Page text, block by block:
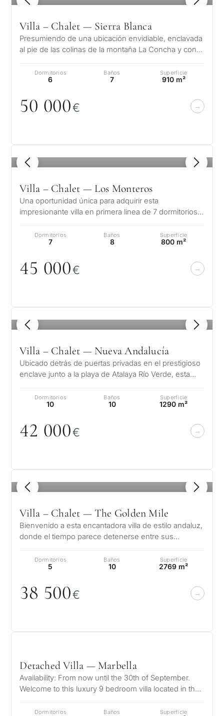
Villa – Chalet — Sierra Blanca
Presumiendo de una ubicación envidiable, enclavada
al pie de las colinas de la montaña La Concha y con
Dormitorios
6
Baños
7
Superficie
910 m²
50 000€
1 / 8
Villa – Chalet — Los Monteros
Una oportunidad única para adquirir esta
impresionante villa en primera linea de 7 dormitorios
Dormitorios
7
Baños
8
Superficie
800 m²
45 000€
1 / 8
Villa – Chalet — Nueva Andalucía
Ubicado detrás de puertas privadas en el prestigioso
enclave junto a la playa de Atalaya Río Verde, esta
Dormitorios
10
Baños
10
Superficie
1290 m²
42 000€
1 / 8
Villa – Chalet — The Golden Mile
Bienvenido a esta encantadora villa de estilo andaluz,
donde el tiempo parece detenerse entre sus
Dormitorios
5
Baños
10
Superficie
2769 m²
38 500€
Detached Villa — Marbella
Availability: From now until the 30th of September.
Welcome to this luxury 9 bedroom villa located in the
Dormitorios Baños Superficie